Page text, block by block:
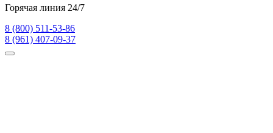
Горячая линия 24/7
8 (800) 511-53-86
8 (961) 407-09-37